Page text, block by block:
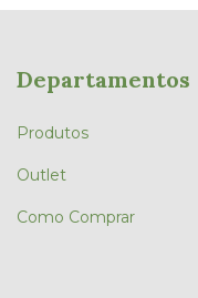
Departamentos
Produtos
Outlet
Como Comprar